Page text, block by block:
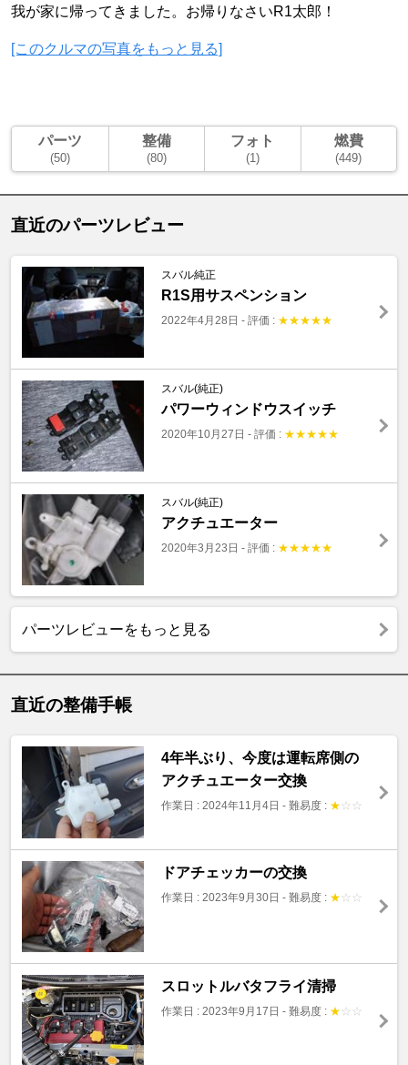
我が家に帰ってきました。お帰りなさいR1太郎！
[このクルマの写真をもっと見る]
パーツ
(50)
整備
(80)
フォト
(1)
燃費
(449)
直近のパーツレビュー
スバル純正
R1S用サスペンション
2022年4月28日 - 評価 : ★★★★★
スバル(純正)
パワーウィンドウスイッチ
2020年10月27日 - 評価 : ★★★★★
スバル(純正)
アクチュエーター
2020年3月23日 - 評価 : ★★★★★
パーツレビューをもっと見る
直近の整備手帳
4年半ぶり、今度は運転席側の
アクチュエーター交換
作業日 : 2024年11月4日 - 難易度 : ★ ☆ ☆
ドアチェッカーの交換
作業日 : 2023年9月30日 - 難易度 : ★ ☆ ☆
スロットルバタフライ清掃
作業日 : 2023年9月17日 - 難易度 : ★ ☆ ☆